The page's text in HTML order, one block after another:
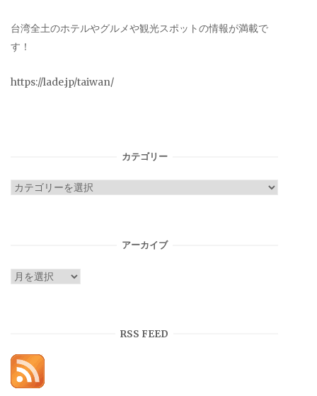
台湾全土のホテルやグルメや観光スポットの情報が満載で
す！
https://lade.jp/taiwan/
カテゴリー
カ
アーカイブ
ア
RSS FEED